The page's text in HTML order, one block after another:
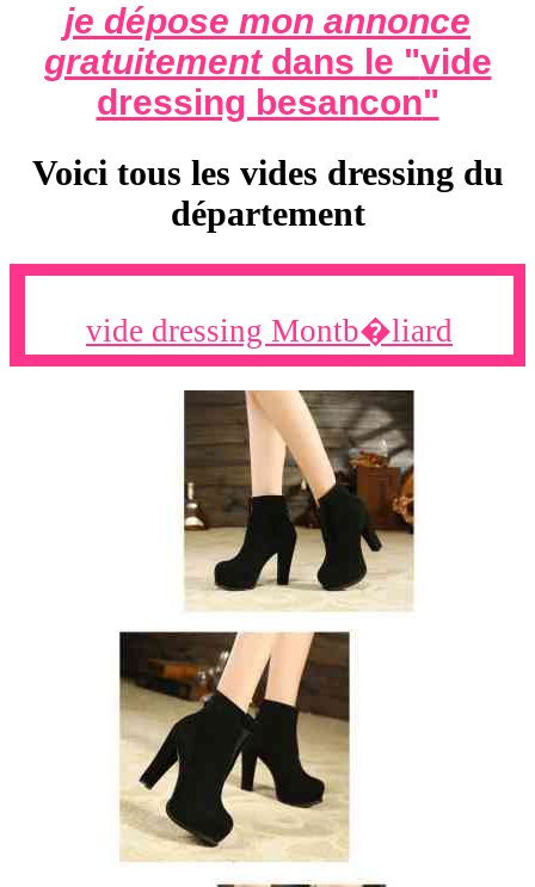
je dépose mon annonce
gratuitementdans le "vide
dressing besancon"
Voici tous les vides dressing du
département
vide dressing Montb�liard